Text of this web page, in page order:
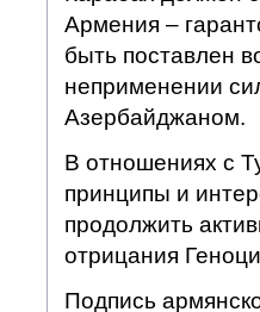
Армения –
быть поставлен
неприменении
Азербайджаном.
В отношениях с
принципы и
продолжить
отрицания
Подпись